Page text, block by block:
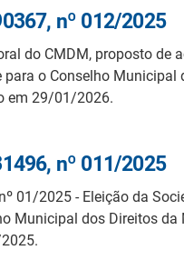
nº 012/2025
do CMDM, proposto de
para o Conselho Municipal
em 29/01/2026.
nº 011/2025
01/2025 - Eleição da
Municipal dos Direitos da